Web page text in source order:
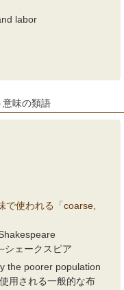
labor
意味の類語
で使われる「coarse,
シェークスピア
the poorer population
用される一般的な布